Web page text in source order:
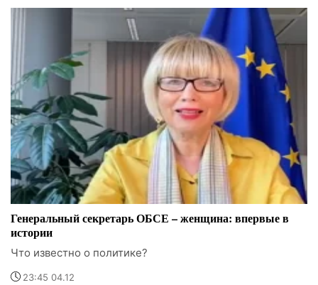
Генеральный секретарь ОБСЕ – женщина: впервые в
истории
Что известно о политике?
23:45 04.12